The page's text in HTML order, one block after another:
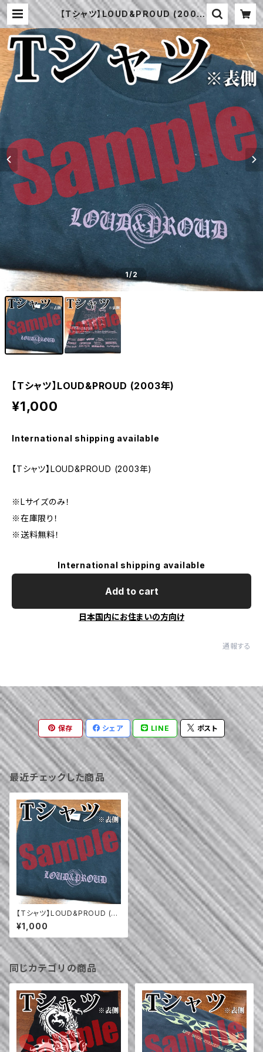
【Tシャツ】LOUD&PROUD (2003
年) | LIVE HOUSE CRESCENDO
1/2
【Tシャツ】LOUD&PROUD (2003年)
¥1,000
International shipping available
【Tシャツ】LOUD&PROUD (2003年)
※Lサイズのみ！
※在庫限り！
※送料無料！
International shipping available
Add to cart
日本国内にお住まいの方向け
通報する
保存 シェア LINE ポスト
最近チェックした商品
【Tシャツ】LOUD&PROUD (20
03年)
¥1,000
同じカテゴリの商品